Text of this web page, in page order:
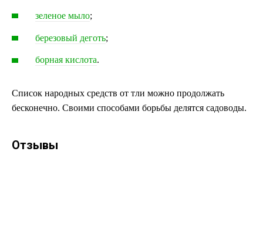
зеленое мыло;
березовый деготь;
борная кислота.
Список народных средств от тли можно продолжать
бесконечно. Своими способами борьбы делятся садоводы.
Отзывы